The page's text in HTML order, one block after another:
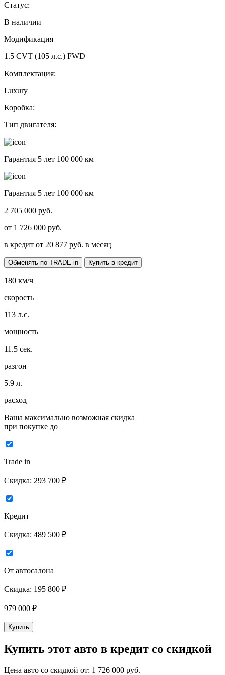
Статус:
В наличии
Модификация
1.5 CVT (105 л.с.) FWD
Комплектация:
Luxury
Коробка:
Тип двигателя:
Гарантия 5 лет 100 000 км
Гарантия 5 лет 100 000 км
2 705 000 руб.
от 1 726 000 руб.
в кредит от 20 877 руб. в месяц
Обменять по TRADE in Купить в кредит
180 км/ч
скорость
113 л.с.
мощность
11.5 сек.
разгон
5.9 л.
расход
Ваша максимально возможная скидка
при покупке до
Trade in
Скидка: 293 700 ₽
Кредит
Скидка: 489 500 ₽
От автосалона
Скидка: 195 800 ₽
979 000 ₽
Купить
Купить этот авто в кредит со скидкой
Цена авто со скидкой от: 1 726 000 руб.